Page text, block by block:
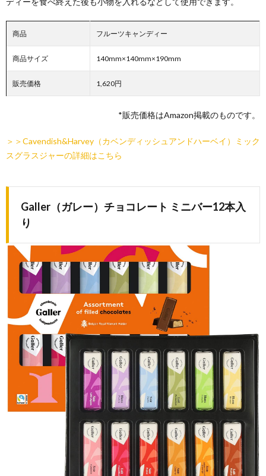
商品 フルーツキャンディー
商品サイズ 140mm×140mm×190mm
販売価格 1,620円
*販売価格はAmazon掲載のものです。
＞＞Cavendish&Harvey（カベンディッシュアンドハーベイ）ミック
スグラスジャーの詳細はこちら
Galler（ガレー）チョコレート ミニバー12本入
り